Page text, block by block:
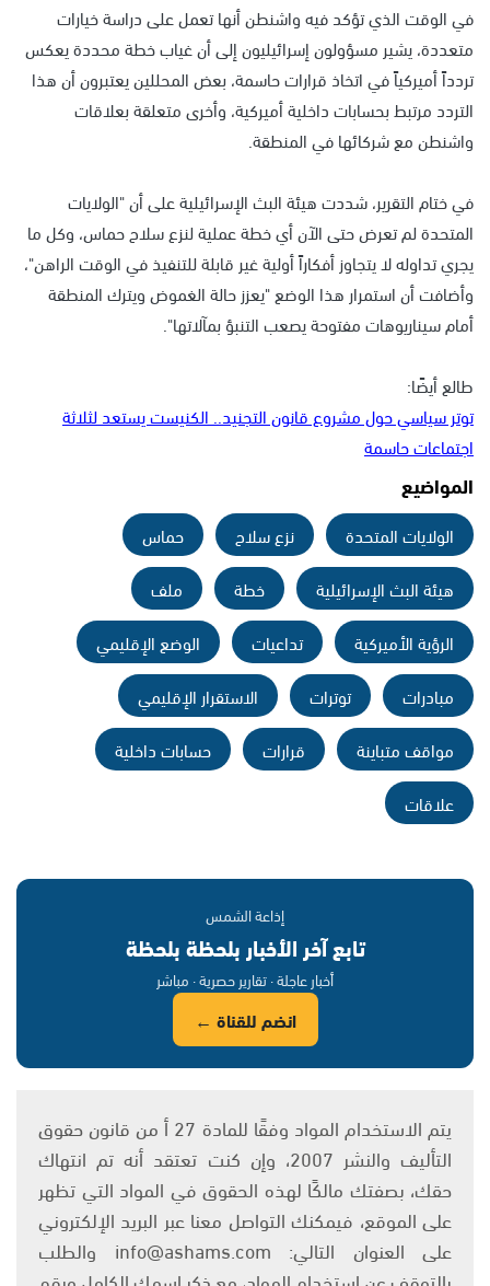
في الوقت الذي تؤكد فيه واشنطن أنها تعمل على دراسة خيارات
متعددة، يشير مسؤولون إسرائيليون إلى أن غياب خطة محددة يعكس
تردداً أميركياً في اتخاذ قرارات حاسمة، بعض المحللين يعتبرون أن هذا
التردد مرتبط بحسابات داخلية أميركية، وأخرى متعلقة بعلاقات
واشنطن مع شركائها في المنطقة.
في ختام التقرير، شددت هيئة البث الإسرائيلية على أن "الولايات
المتحدة لم تعرض حتى الآن أي خطة عملية لنزع سلاح حماس، وكل ما
يجري تداوله لا يتجاوز أفكاراً أولية غير قابلة للتنفيذ في الوقت الراهن"،
وأضافت أن استمرار هذا الوضع "يعزز حالة الغموض ويترك المنطقة
أمام سيناريوهات مفتوحة يصعب التنبؤ بمآلاتها".
طالع أيضًا:
توتر سياسي حول مشروع قانون التجنيد.. الكنيست يستعد لثلاثة
اجتماعات حاسمة
المواضيع
الولايات المتحدة نزع سلاح
حماس
هيئة البث الإسرائيلية
خطة
ملف
الرؤية الأميركية
تداعيات
الوضع الإقليمي
مبادرات
توترات
الاستقرار الإقليمي
مواقف متباينة
قرارات
حسابات داخلية
علاقات
إذاعة الشمس
تابع آخر الأخبار بلحظة بلحظة
أخبار عاجلة · تقارير حصرية · مباشر
انضم للقناة ←
يتم الاستخدام المواد وفقًا للمادة 27 أ من قانون حقوق
التأليف والنشر 2007، وإن كنت تعتقد أنه تم انتهاك
حقك، بصفتك مالكًا لهذه الحقوق في المواد التي تظهر
على الموقع، فيمكنك التواصل معنا عبر البريد الإلكتروني
على العنوان التالي: info@ashams.com والطلب